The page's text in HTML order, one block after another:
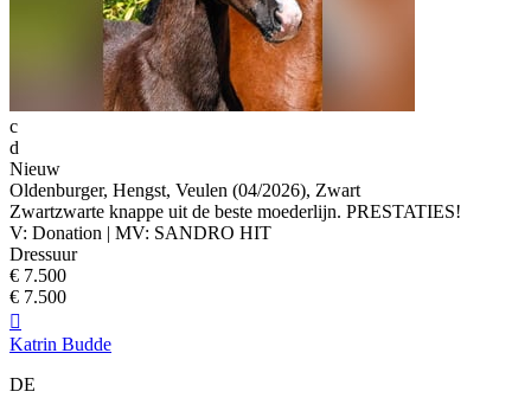
c
d
Nieuw
Oldenburger, Hengst, Veulen (04/2026), Zwart
Zwartzwarte knappe uit de beste moederlijn. PRESTATIES!
V: Donation | MV: SANDRO HIT
Dressuur
€ 7.500
€ 7.500

Katrin Budde
DE